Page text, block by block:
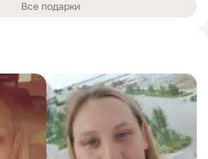
Все подарки